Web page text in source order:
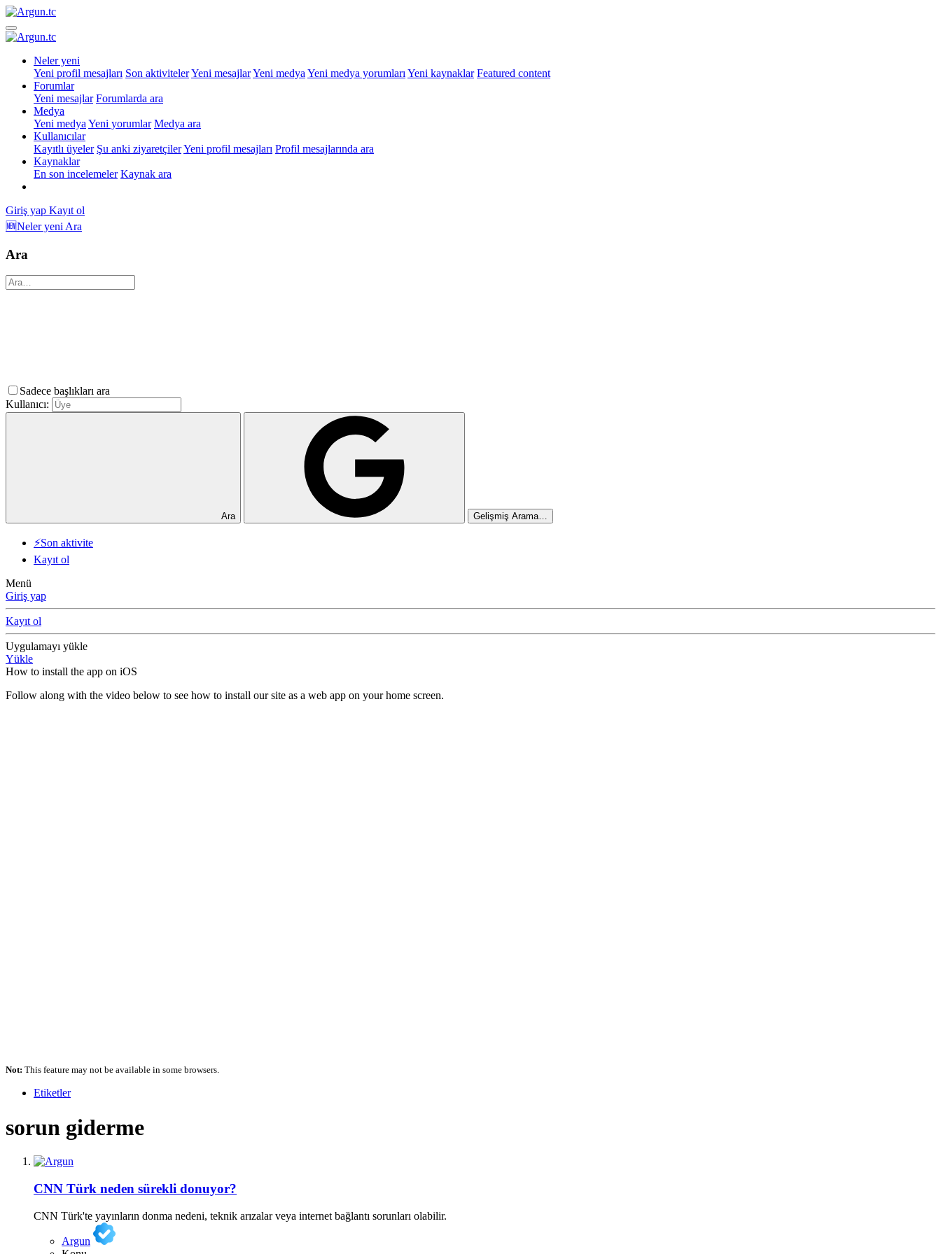
Neler yeni
Yeni profil mesajları Son aktivitelerYeni mesajlarYeni medya Yeni medya yorumları Yeni kaynaklar Featured content
Forumlar
Yeni mesajlar Forumlarda ara
Medya
Yeni medya Yeni yorumlar Medya ara
Kullanıcılar
Kayıtlı üyeler Şu anki ziyaretçilerYeni profil mesajları Profil mesajlarında ara
Kaynaklar
En son incelemeler Kaynak ara
Giriş yap Kayıt ol
🆕Neler yeni Ara
Ara
Sadece başlıkları ara
Kullanıcı:
Ara Gelişmiş Arama…
⚡Son aktivite
Kayıt ol
Menü
Giriş yap
Kayıt ol
Uygulamayı yükle
Yükle
How to install the app on iOS
Follow along with the video below to see how to install our site as a web app on your home screen.
Not: This feature may not be available in some browsers.
Etiketler
sorun giderme
CNN Türk neden sürekli donuyor?
CNN Türk'te yayınların donma nedeni, teknik arızalar veya internet bağlantı sorunları olabilir.
Argun